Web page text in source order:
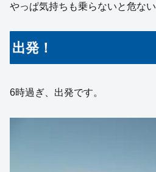
やっぱ気持ちも乗らないと危ない
出発！
6時過ぎ、出発です。